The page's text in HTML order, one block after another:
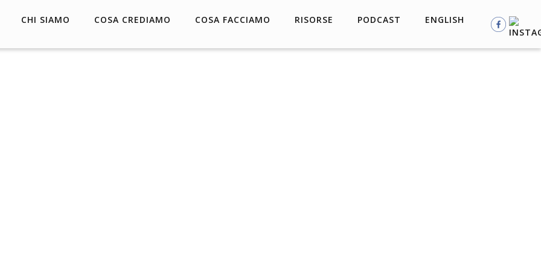
CHI SIAMO COSA CREDIAMO COSA FACCIAMO RISORSE PODCAST ENGLISH